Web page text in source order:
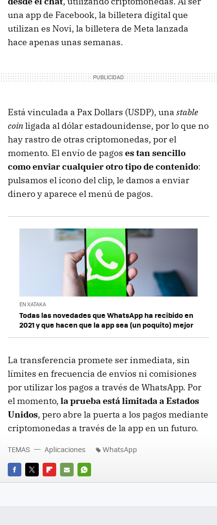
una app de Facebook, la billetera digital que
utilizan es Novi, la billetera de Meta lanzada
hace apenas unas semanas.
Está vinculada a Pax Dollars (USDP), una stable
coinligada al dólar estadounidense, por lo que no
hay rastro de otras criptomonedas, por el
momento. El envío de pagos es tan sencillo
como enviar cualquier otro tipo de contenido:
pulsamos el icono del clip, le damos a enviar
dinero y aparece el menú de pagos.
EN XATAKA
Todas las novedades que WhatsApp ha recibido en
2021 y que hacen que la app sea (un poquito) mejor
La transferencia promete ser inmediata, sin
límites en frecuencia de envíos ni comisiones
por utilizar los pagos a través de WhatsApp. Por
el momento, la prueba está limitada a Estados
Unidos, pero abre la puerta a los pagos mediante
criptomonedas a través de la app en un futuro.
FACEBOOK
TWITTERFLIPBOARD
E-
WHATSAPP
TEMAS Aplicaciones WhatsApp